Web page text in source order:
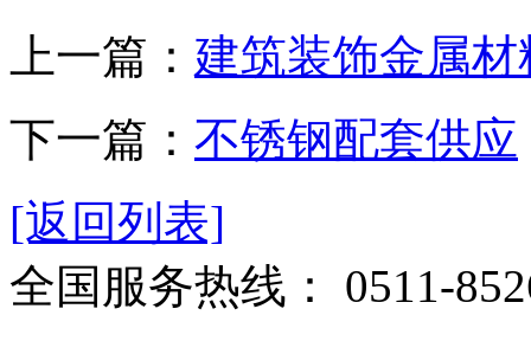
上一篇： 建筑装饰金属材
下一篇： 不锈钢配套供应
[返回列表]
全国服务热线： 0511-